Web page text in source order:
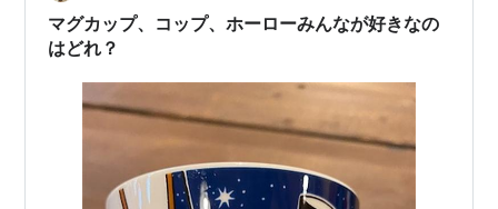
た。 ようやく見つけたの…
マグカップ、コップ、ホーローみんなが好きなの
はどれ？